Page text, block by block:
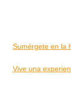
Sumérgete en la
Vive una